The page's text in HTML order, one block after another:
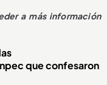
a más información
que confesaron